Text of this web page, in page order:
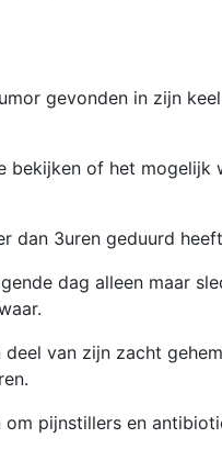
gevonden in zijn
bekijken of het mogelijk
dan 3uren geduurd
dag alleen maar
van zijn zacht
om pijnstillers en